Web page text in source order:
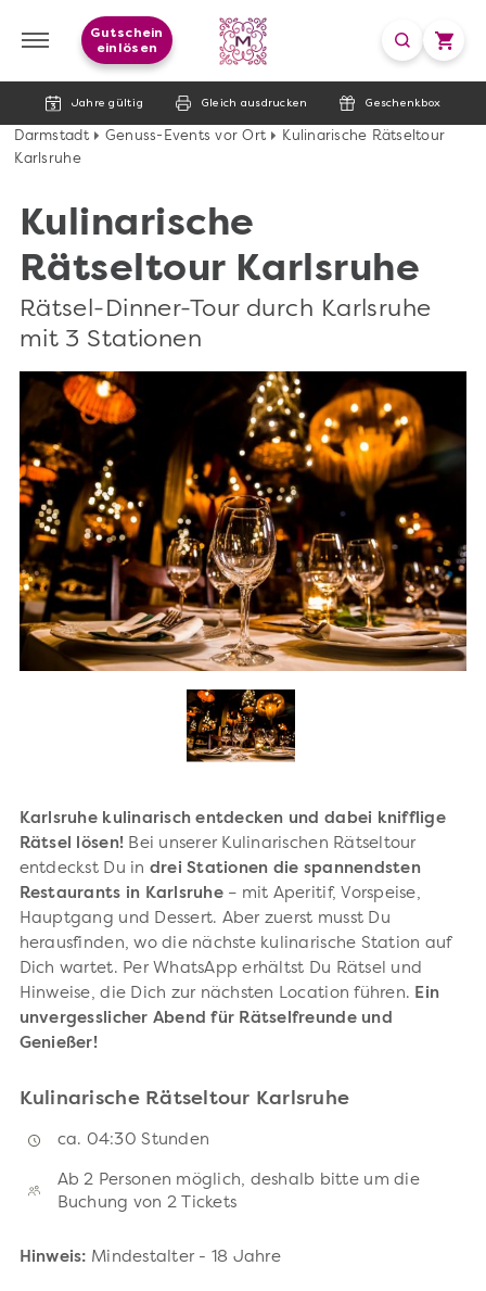
Jahre gültig Gleich ausdrucken Geschenkbox
Gutschein
einlösen
Darmstadt Genuss-Events vor Ort
Kulinarische Rätseltour
Karlsruhe
Kulinarische
Rätseltour Karlsruhe
Rätsel-Dinner-Tour durch Karlsruhe
mit 3 Stationen
Karlsruhe kulinarisch entdecken und dabei knifflige
Rätsel lösen! Bei unserer Kulinarischen Rätseltour
entdeckst Du in drei Stationen die spannendsten
Restaurants in Karlsruhe– mit Aperitif, Vorspeise,
Hauptgang und Dessert. Aber zuerst musst Du
herausfinden, wo die nächste kulinarische Station auf
Dich wartet. Per WhatsApp erhältst Du Rätsel und
Hinweise, die Dich zur nächsten Location führen. Ein
unvergesslicher Abend für Rätselfreunde und
Genießer!
Kulinarische Rätseltour Karlsruhe
ca. 04:30 Stunden
Ab 2 Personen möglich, deshalb bitte um die
Buchung von 2 Tickets
Hinweis: Mindestalter - 18 Jahre